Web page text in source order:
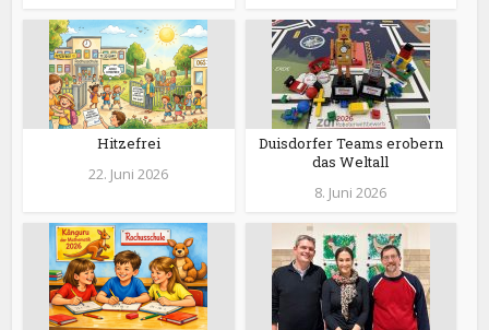
Hitzefrei
22. Juni 2026
Duisdorfer Teams erobern
das Weltall
8. Juni 2026